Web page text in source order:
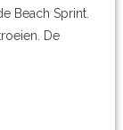
Beach Sprint.
De